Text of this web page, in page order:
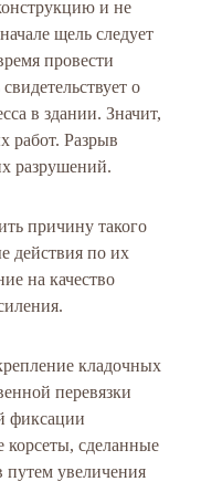
и не
щель следует
провести
о
в здании. Значит,
работ. Разрыв
разрушений.
причину такого
действия по их
на качество
кладочных
перевязки
фиксации
корсеты, сделанные
путем увеличения